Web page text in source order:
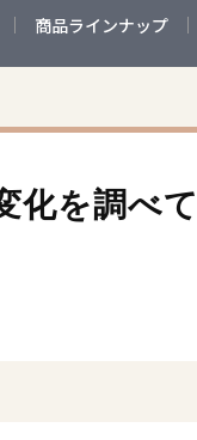
商品ラインナップ
化を調べ